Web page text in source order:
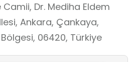
çekicidir. Cami
yanı sıra konferans
merkezi ve idari
Dr. Mediha Eldem
Ankara, Çankaya,
06420, Türkiye